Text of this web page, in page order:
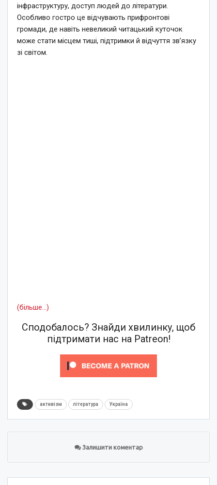
інфраструктуру, доступ людей до літератури.
Особливо гостро це відчувають прифронтові
громади, де навіть невеликий читацький куточок
може стати місцем тиші, підтримки й відчуття зв’язку
зі світом.
(більше…)
Сподобалось? Знайди хвилинку, щоб
підтримати нас на Patreon!
активізм література Україна
Залишити коментар